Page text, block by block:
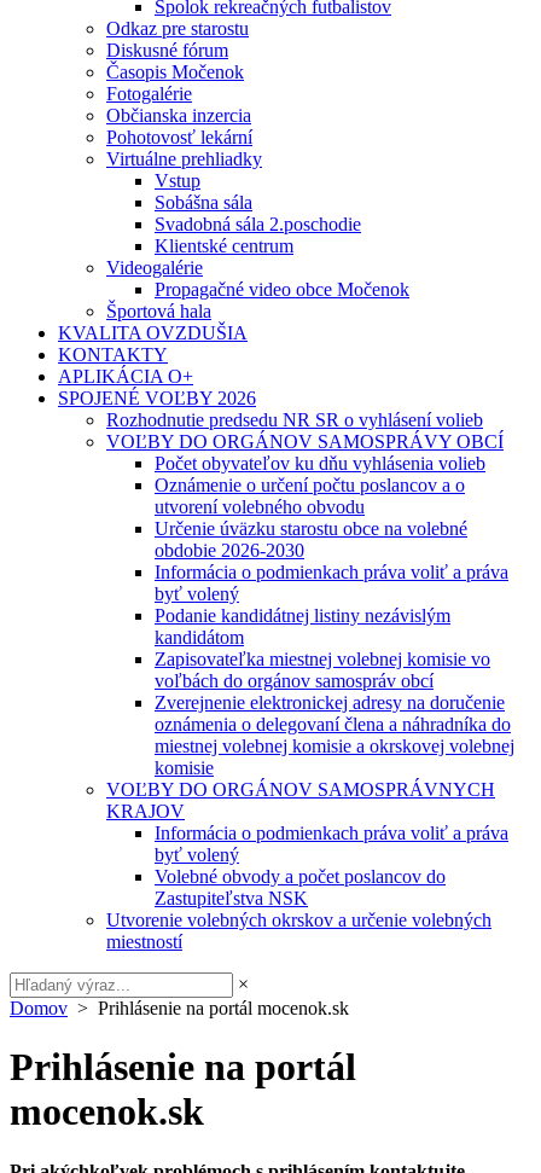
Spolok rekreačných futbalistov
Odkaz pre starostu
Diskusné fórum
Časopis Močenok
Fotogalérie
Občianska inzercia
Pohotovosť lekární
Virtuálne prehliadky
Vstup
Sobášna sála
Svadobná sála 2.poschodie
Klientské centrum
Videogalérie
Propagačné video obce Močenok
Športová hala
KVALITA OVZDUŠIA
KONTAKTY
APLIKÁCIA O+
SPOJENÉ VOĽBY 2026
Rozhodnutie predsedu NR SR o vyhlásení volieb
VOĽBY DO ORGÁNOV SAMOSPRÁVY OBCÍ
Počet obyvateľov ku dňu vyhlásenia volieb
Oznámenie o určení počtu poslancov a o
utvorení volebného obvodu
Určenie úväzku starostu obce na volebné
obdobie 2026-2030
Informácia o podmienkach práva voliť a práva
byť volený
Podanie kandidátnej listiny nezávislým
kandidátom
Zapisovateľka miestnej volebnej komisie vo
voľbách do orgánov samospráv obcí
Zverejnenie elektronickej adresy na doručenie
oznámenia o delegovaní člena a náhradníka do
miestnej volebnej komisie a okrskovej volebnej
komisie
VOĽBY DO ORGÁNOV SAMOSPRÁVNYCH
KRAJOV
Informácia o podmienkach práva voliť a práva
byť volený
Volebné obvody a počet poslancov do
Zastupiteľstva NSK
Utvorenie volebných okrskov a určenie volebných
miestností
×
Domov > Prihlásenie na portál mocenok.sk
Prihlásenie na portál
mocenok.sk